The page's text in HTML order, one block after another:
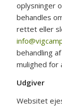
oplysninger
behandles
rettet eller
behandling
mulighed for
Udgiver
Websitet